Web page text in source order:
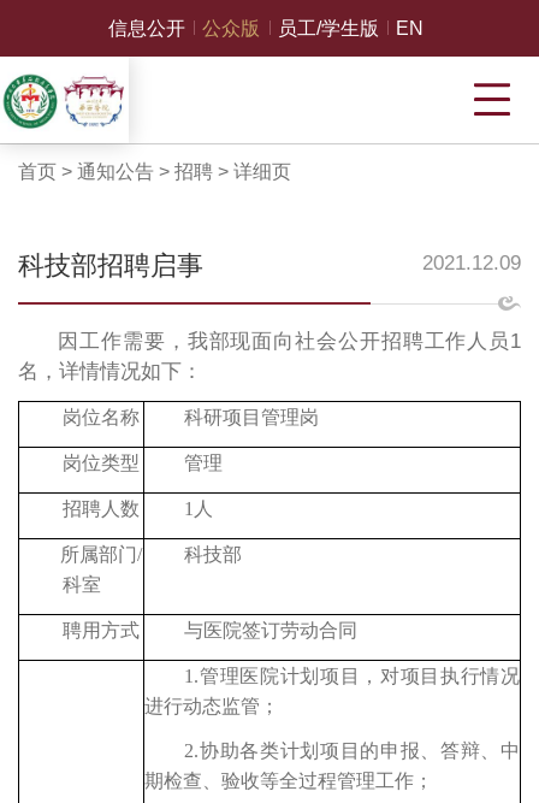
信息公开 公众版 员工/学生版 EN
首页 > 通知公告> 招聘> 详细页
科技部招聘启事 2021.12.09
因工作需要，我部现面向社会公开招聘工作人员 1
名，详情情况如下：
岗位名称 科研项目管理岗
岗位类型 管理
招聘人数 1人
所属部门/
科室
科技部
聘用方式 与医院签订劳动合同
1.管理医院计划项目，对项目执行情况
进行动态监管；
2.协助各类计划项目的申报、答辩、中
期检查、验收等全过程管理工作；